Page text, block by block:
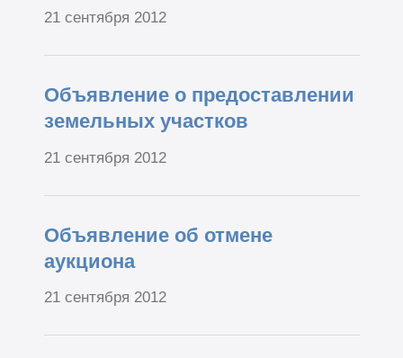
21 сентября 2012
Объявление о предоставлении
земельных участков
21 сентября 2012
Объявление об отмене
аукциона
21 сентября 2012